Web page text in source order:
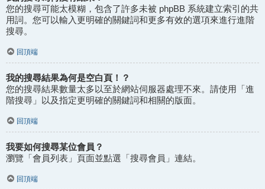
您的搜尋可能太模糊，包含了許多未被 phpBB 系統建立索引的共
用詞。您可以輸入更明確的關鍵詞和更多有效的選項來進行進階
搜尋。
回頂端
我的搜尋結果為何是空白頁！？
您的搜尋結果數量太多以至於網站伺服器處理不來。請使用「進
階搜尋」以及指定更明確的關鍵詞和相關的版面。
回頂端
我要如何搜尋某位會員？
瀏覽「會員列表」頁面並點選「搜尋會員」連結。
回頂端